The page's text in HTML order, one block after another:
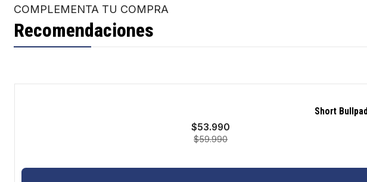
COMPLEMENTA TU COMPRA
Recomendaciones
Short
$53.990
$59.990